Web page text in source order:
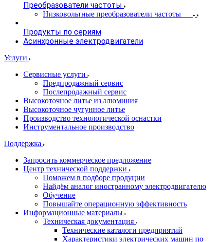
Преобразователи частоты
Низковольтные преобразователи частоты
Продукты по сериям
Асинхронные электродвигатели
Услуги
Сервисные услуги
Предпродажный сервис
Послепродажный сервис
Высокоточное литье из алюминия
Высокоточное чугунное литье
Производство технологической оснастки
Инструментальное производство
Поддержка
Запросить коммерческое предложение
Центр технической поддержки
Поможем в подборе продуции
Найдём аналог иностранному электродвигателю
Обучение
Повышайте операционную эффективность
Информационные материалы
Техническая документация
Технические каталоги предприятий
Характеристики электрических машин по